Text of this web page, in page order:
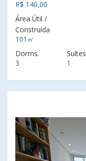
R$ 140,00
Área Útil /
Construída
101㎡
Dorms.
3
Suítes
1